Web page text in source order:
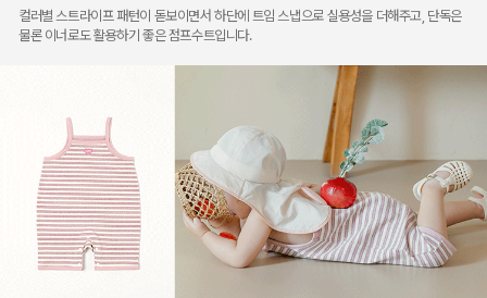
컬러별 스트라이프 패턴이 돋보이면서 하단에 트임 스냅으로 실용성을 더해주고, 단독은
물론 이너로도 활용하기 좋은 점프수트입니다.